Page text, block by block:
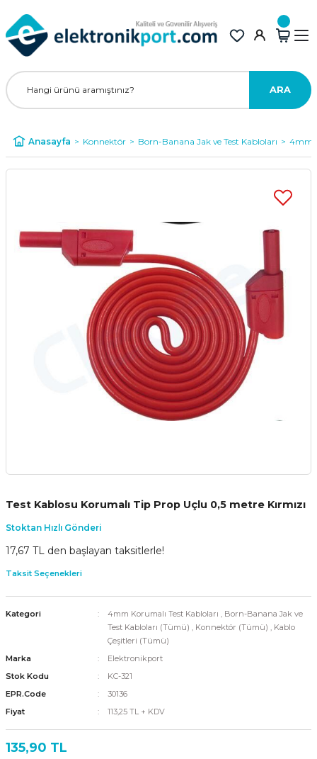
ARA
Anasayfa Konnektör Born-Banana Jak ve Test Kabloları 4mm
Test Kablosu Korumalı Tip Prop Uçlu 0,5 metre Kırmızı
Stoktan Hızlı Gönderi
17,67 TL den başlayan taksitlerle!
Taksit Seçenekleri
Kategori 4mm Korumalı Test Kabloları , Born-Banana Jak ve
Test Kabloları (Tümü) , Konnektör (Tümü) , Kablo
Çeşitleri (Tümü)
Marka
Elektronikport
Stok Kodu
KC-321
EPR.Code
30136
Fiyat
113,25 TL + KDV
135,90 TL